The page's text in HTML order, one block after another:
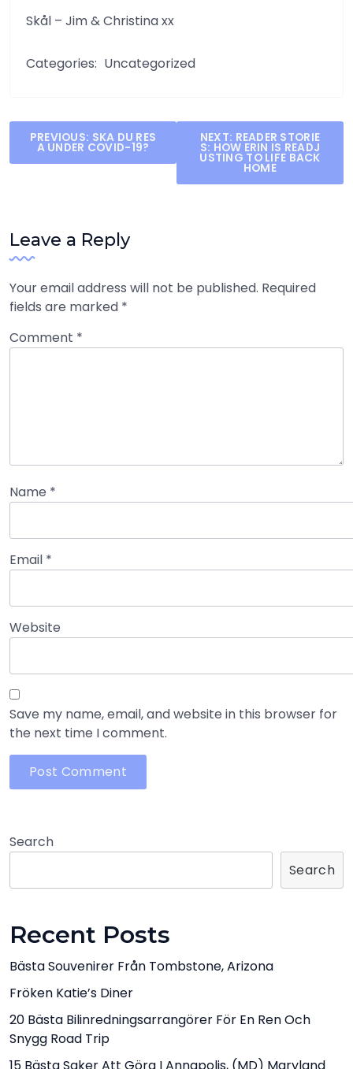
Skål – Jim & Christina xx
Categories: Uncategorized
Post
navigation
PREVIOUS: SKA DU RES
A UNDER COVID-19?
NEXT: READER STORIE
S: HOW ERIN IS READJ
USTING TO LIFE BACK
HOME
Leave a Reply
Your email address will not be published. Required
fields are marked *
Comment *
Name *
Email *
Website
Save my name, email, and website in this browser for
the next time I comment.
Search
Search
Recent Posts
Bästa Souvenirer Från Tombstone, Arizona
Fröken Katie’s Diner
20 Bästa Bilinredningsarrangörer För En Ren Och
Snygg Road Trip